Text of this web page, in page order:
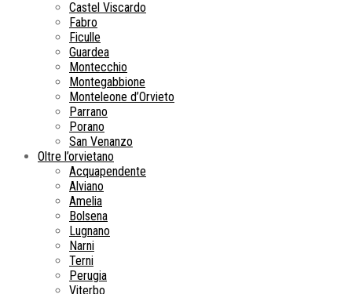
Castel Viscardo
Fabro
Ficulle
Guardea
Montecchio
Montegabbione
Monteleone d’Orvieto
Parrano
Porano
San Venanzo
Oltre l’orvietano
Acquapendente
Alviano
Amelia
Bolsena
Lugnano
Narni
Terni
Perugia
Viterbo